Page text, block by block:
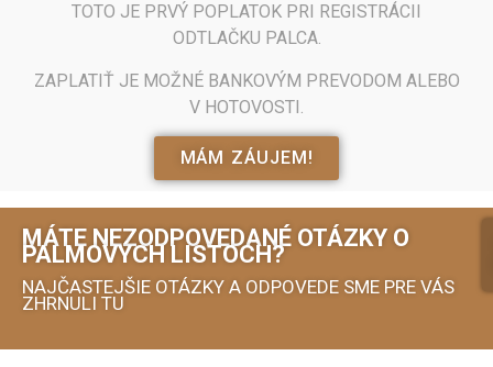
TOTO JE PRVÝ POPLATOK PRI REGISTRÁCII
ODTLAČKU PALCA.
ZAPLATIŤ JE MOŽNÉ BANKOVÝM PREVODOM ALEBO
V HOTOVOSTI.
MÁM ZÁUJEM!
MÁTE NEZODPOVEDANÉ OTÁZKY O
PALMOVÝCH LISTOCH?
NAJČASTEJŠIE OTÁZKY A ODPOVEDE SME PRE VÁS
ZHRNULI TU